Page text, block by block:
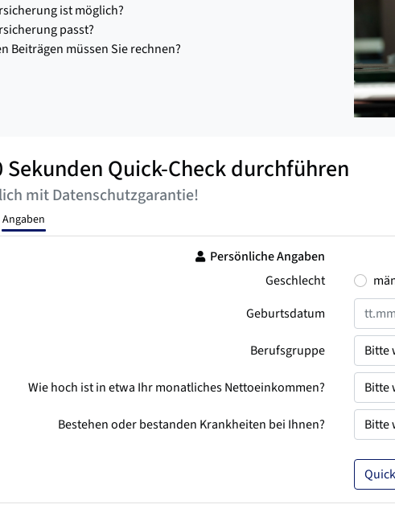
ist möglich?
passt?
Beiträgen müssen Sie rechnen?
Sekunden Quick-Check durchführen
mit Datenschutzgarantie!
Angaben
Persönliche Angaben
Geschlecht
Geburtsdatum
Berufsgruppe
Wie hoch ist in etwa Ihr monatliches Nettoeinkommen?
Bestehen oder bestanden Krankheiten bei Ihnen?